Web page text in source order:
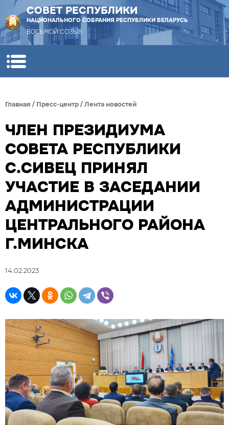
СОВЕТ РЕСПУБЛИКИ
НАЦИОНАЛЬНОГО СОБРАНИЯ РЕСПУБЛИКИ БЕЛАРУСЬ
ВОСЬМОЙ СОЗЫВ
Главная / Пресс-центр / Лента новостей
ЧЛЕН ПРЕЗИДИУМА
СОВЕТА РЕСПУБЛИКИ
С.СИВЕЦ ПРИНЯЛ
УЧАСТИЕ В ЗАСЕДАНИИ
АДМИНИСТРАЦИИ
ЦЕНТРАЛЬНОГО РАЙОНА
Г.МИНСКА
14.02.2023